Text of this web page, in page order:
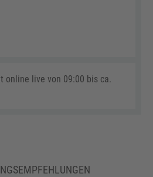
online live von 09:00 bis ca.